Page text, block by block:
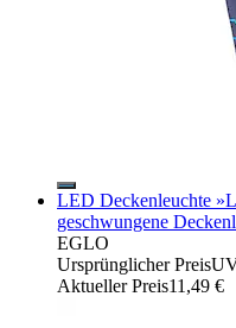
LED Deckenleuchte
geschwungene
EGLO
Ursprünglicher Preis
Aktueller Preis11,49 €